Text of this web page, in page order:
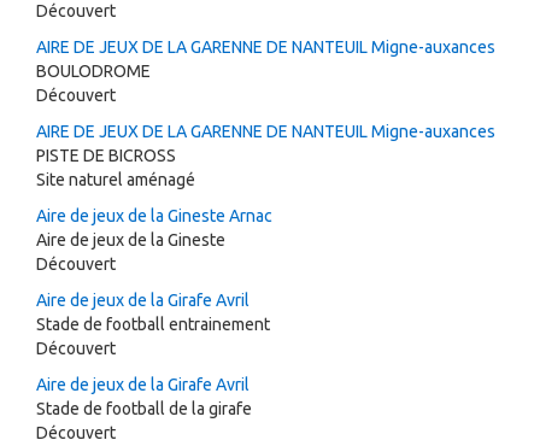
Découvert
AIRE DE JEUX DE LA GARENNE DE NANTEUIL Migne-auxances
BOULODROME
Découvert
AIRE DE JEUX DE LA GARENNE DE NANTEUIL Migne-auxances
PISTE DE BICROSS
Site naturel aménagé
Aire de jeux de la Gineste Arnac
Aire de jeux de la Gineste
Découvert
Aire de jeux de la Girafe Avril
Stade de football entrainement
Découvert
Aire de jeux de la Girafe Avril
Stade de football de la girafe
Découvert